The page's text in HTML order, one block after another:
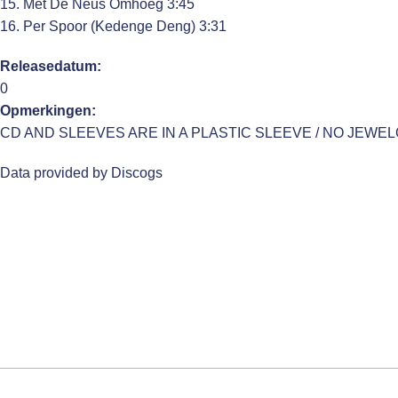
15. Met De Neus Omhoeg 3:45
16. Per Spoor (Kedenge Deng) 3:31
Releasedatum:
0
Opmerkingen:
CD AND SLEEVES ARE IN A PLASTIC SLEEVE / NO
Data provided by Discogs